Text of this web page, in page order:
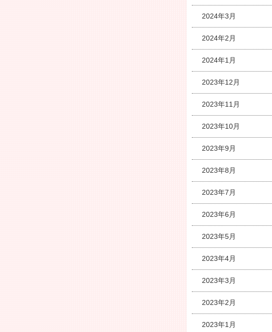
2024年3月
2024年2月
2024年1月
2023年12月
2023年11月
2023年10月
2023年9月
2023年8月
2023年7月
2023年6月
2023年5月
2023年4月
2023年3月
2023年2月
2023年1月